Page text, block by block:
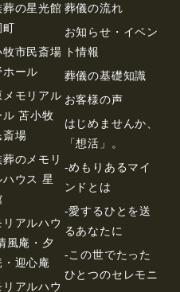
葬の星光館
町
牧市民斎場
ホール
メモリアル
ル 苫小牧
斎場
のメモリ
ハウス 星
リアルハウ
風庵・夕
・迎心庵
リアルハウ
葬儀の流れ
お知らせ・イベン
ト情報
葬儀の基礎知識
お客様の声
はじめませんか、
「想活」。
-めもりあるマイ
ンドとは
-愛するひとを送
るあなたに
-この世でたった
ひとつのセレモニ